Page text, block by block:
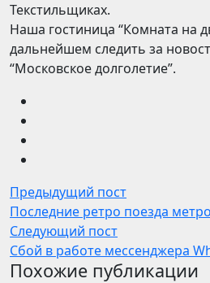
Текстильщиках.
Наша гостиница “Комната на
дальнейшем следить за
“Московское долголетие”.
Предыдущий пост
Последние ретро поезда метро
Следующий пост
Сбой в работе мессенджера
Похожие публикации